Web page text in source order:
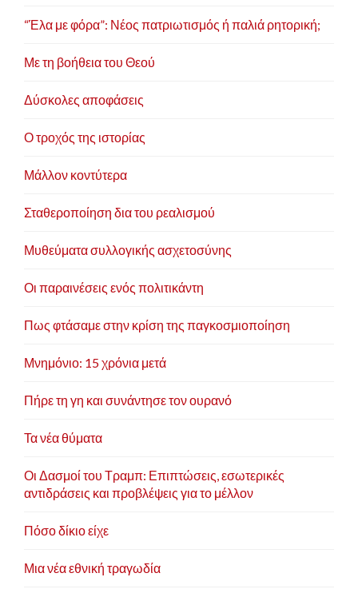
“Έλα με φόρα”: Νέος πατριωτισμός ή παλιά ρητορική;
Με τη βοήθεια του Θεού
Δύσκολες αποφάσεις
Ο τροχός της ιστορίας
Μάλλον κοντύτερα
Σταθεροποίηση δια του ρεαλισμού
Μυθεύματα συλλογικής ασχετοσύνης
Οι παραινέσεις ενός πολιτικάντη
Πως φτάσαμε στην κρίση της παγκοσμιοποίηση
Μνημόνιο: 15 χρόνια μετά
Πήρε τη γη και συνάντησε τον ουρανό
Τα νέα θύματα
Οι Δασμοί του Τραμπ: Επιπτώσεις, εσωτερικές
αντιδράσεις και προβλέψεις για το μέλλον
Πόσο δίκιο είχε
Μια νέα εθνική τραγωδία